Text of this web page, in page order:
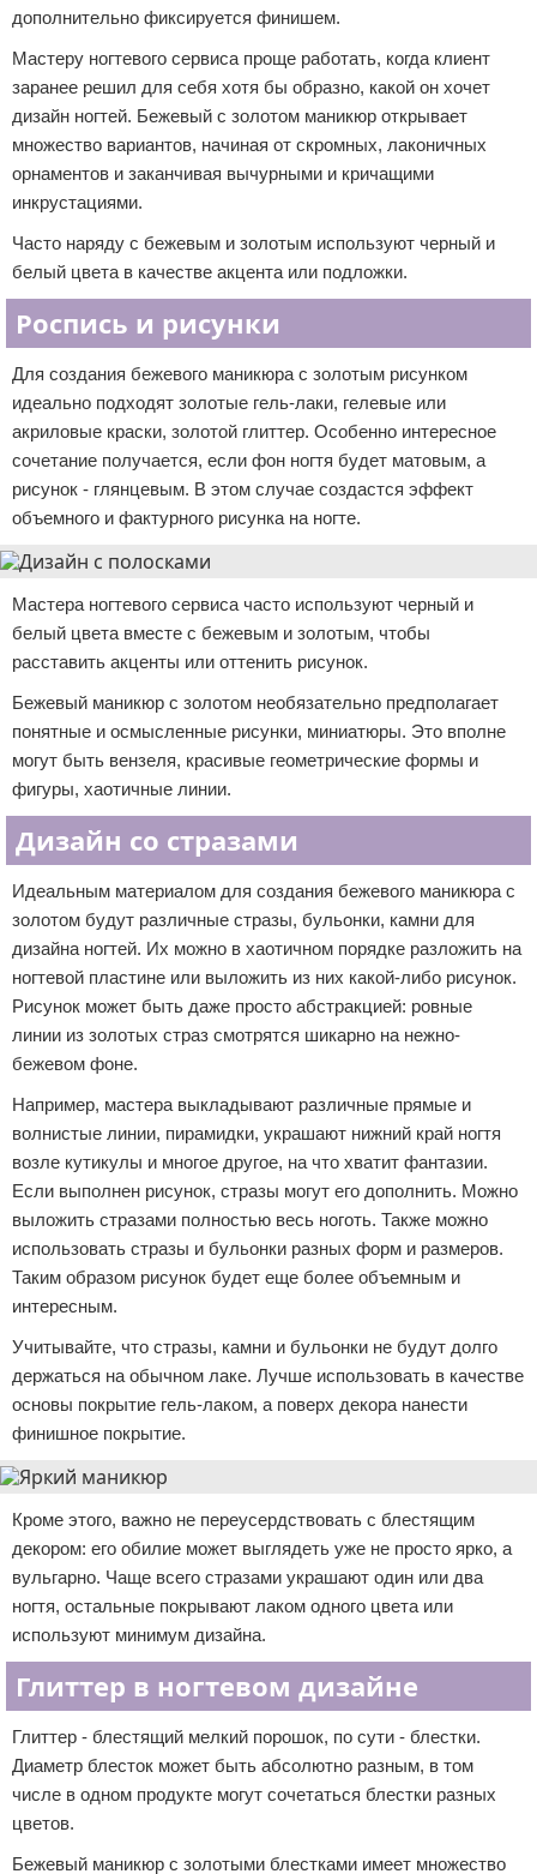
дополнительно фиксируется финишем.
Мастеру ногтевого сервиса проще работать, когда клиент
заранее решил для себя хотя бы образно, какой он хочет
дизайн ногтей. Бежевый с золотом маникюр открывает
множество вариантов, начиная от скромных, лаконичных
орнаментов и заканчивая вычурными и кричащими
инкрустациями.
Часто наряду с бежевым и золотым используют черный и
белый цвета в качестве акцента или подложки.
Роспись и рисунки
Для создания бежевого маникюра с золотым рисунком
идеально подходят золотые гель-лаки, гелевые или
акриловые краски, золотой глиттер. Особенно интересное
сочетание получается, если фон ногтя будет матовым, а
рисунок - глянцевым. В этом случае создастся эффект
объемного и фактурного рисунка на ногте.
Мастера ногтевого сервиса часто используют черный и
белый цвета вместе с бежевым и золотым, чтобы
расставить акценты или оттенить рисунок.
Бежевый маникюр с золотом необязательно предполагает
понятные и осмысленные рисунки, миниатюры. Это вполне
могут быть вензеля, красивые геометрические формы и
фигуры, хаотичные линии.
Дизайн со стразами
Идеальным материалом для создания бежевого маникюра с
золотом будут различные стразы, бульонки, камни для
дизайна ногтей. Их можно в хаотичном порядке разложить на
ногтевой пластине или выложить из них какой-либо рисунок.
Рисунок может быть даже просто абстракцией: ровные
линии из золотых страз смотрятся шикарно на нежно-
бежевом фоне.
Например, мастера выкладывают различные прямые и
волнистые линии, пирамидки, украшают нижний край ногтя
возле кутикулы и многое другое, на что хватит фантазии.
Если выполнен рисунок, стразы могут его дополнить. Можно
выложить стразами полностью весь ноготь. Также можно
использовать стразы и бульонки разных форм и размеров.
Таким образом рисунок будет еще более объемным и
интересным.
Учитывайте, что стразы, камни и бульонки не будут долго
держаться на обычном лаке. Лучше использовать в качестве
основы покрытие гель-лаком, а поверх декора нанести
финишное покрытие.
Кроме этого, важно не переусердствовать с блестящим
декором: его обилие может выглядеть уже не просто ярко, а
вульгарно. Чаще всего стразами украшают один или два
ногтя, остальные покрывают лаком одного цвета или
используют минимум дизайна.
Глиттер в ногтевом дизайне
Глиттер - блестящий мелкий порошок, по сути - блестки.
Диаметр блесток может быть абсолютно разным, в том
числе в одном продукте могут сочетаться блестки разных
цветов.
Бежевый маникюр с золотыми блестками имеет множество